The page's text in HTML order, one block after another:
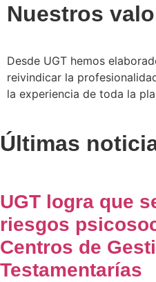
Nuestros
Desde UGT hemos
reivindicar la
la experiencia de toda la
Últimas
UGT logra que
riesgos
Centros de
Testamentarías